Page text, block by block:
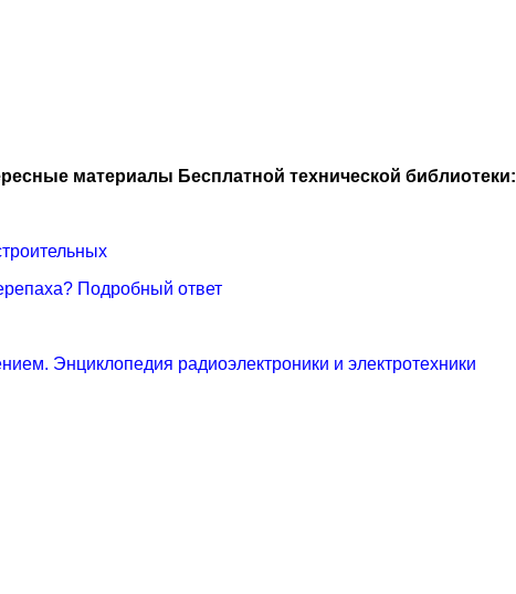
материалы Бесплатной технической библиотеки:
Подробный ответ
Энциклопедия радиоэлектроники и электротехники